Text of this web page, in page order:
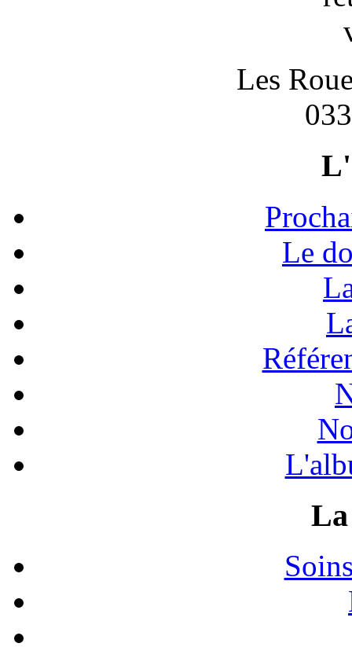
Les
Le
La